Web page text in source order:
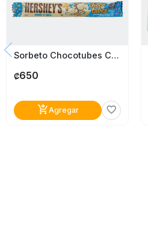
Sorbeto Chocotubes Chocolate Blanco Y Galleta Hersheys 25G
₡650
add_shopping_cartAgregar favorite_border